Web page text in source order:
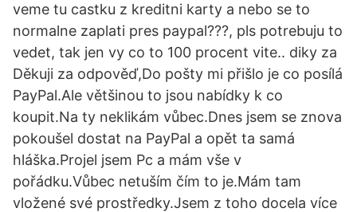
veme tu castku z kreditni karty a nebo se to
normalne zaplati pres paypal???, pls potrebuju to
vedet, tak jen vy co to 100 procent vite.. diky za
Děkuji za odpověď,Do pošty mi přišlo je co posílá
PayPal.Ale většinou to jsou nabídky k co
koupit.Na ty neklikám vůbec.Dnes jsem se znova
pokoušel dostat na PayPal a opět ta samá
hláška.Projel jsem Pc a mám vše v
pořádku.Vůbec netuším čím to je.Mám tam
vložené své prostředky.Jsem z toho docela více